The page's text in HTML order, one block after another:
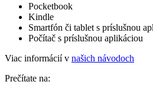
Pocketbook
Kindle
Smartfón či tablet s príslušnou
Počítač s príslušnou aplikáciou
Viac informácií v našich návodoch
Prečítate na: